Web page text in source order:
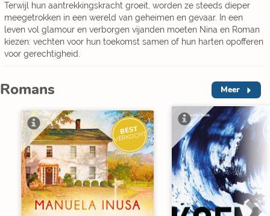
Terwijl hun aantrekkingskracht groeit, worden ze steeds dieper
meegetrokken in een wereld van geheimen en gevaar. In een
leven vol glamour en verborgen vijanden moeten Nina en Roman
kiezen: vechten voor hun toekomst samen of hun harten opofferen
voor gerechtigheid.
Romans Meer
BEST
VERKOCHT